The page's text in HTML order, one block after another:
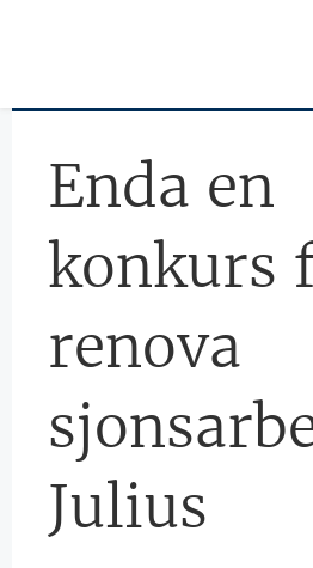
Enda en
konkurs
renova
Julius